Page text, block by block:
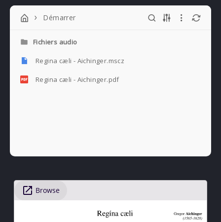
Démarrer
Fichiers audio
Regina cæli - Aichinger.mscz
Regina cæli - Aichinger.pdf